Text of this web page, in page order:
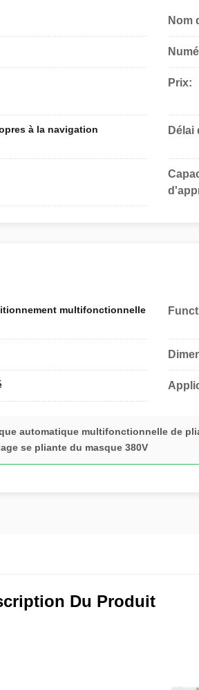
Nom
Prix:
à la navigation Délai
multifonctionnelle
automatique multifonctionnelle de
se pliante du masque 380V
Du Produit